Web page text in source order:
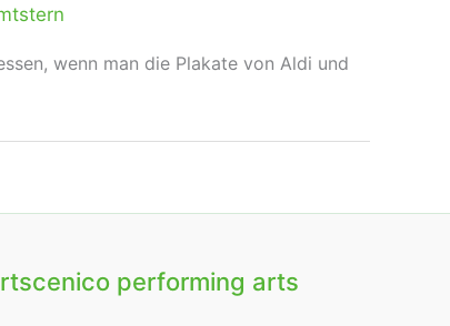
wenn man die Plakate von Aldi und
performing arts